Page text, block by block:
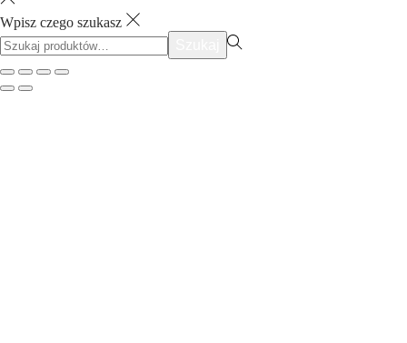
Wpisz czego szukasz
Szukać:>